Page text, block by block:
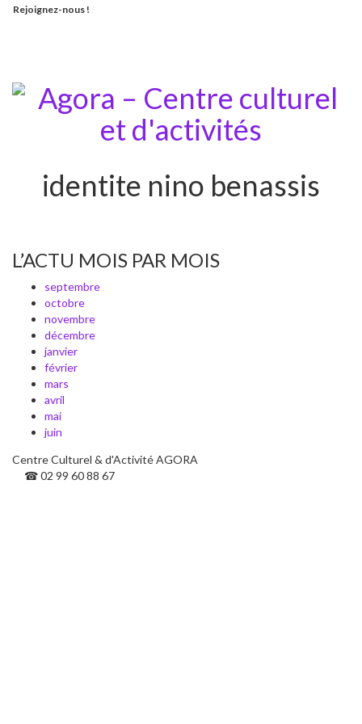
Rejoignez-nous !
identite nino benassis
L’ACTU MOIS PAR MOIS
septembre
octobre
novembre
décembre
janvier
février
mars
avril
mai
juin
Centre Culturel & d'Activité AGORA
☎ 02 99 60 88 67